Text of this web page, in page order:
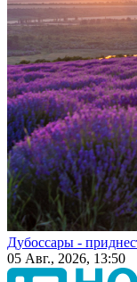
Дубоссары -
05 Авг., 2026, 13:50